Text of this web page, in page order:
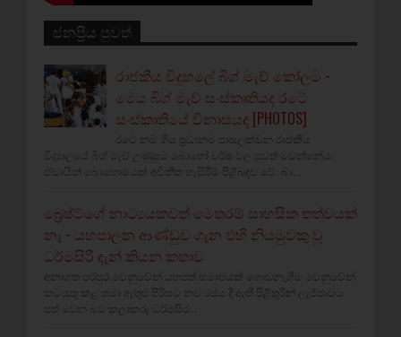
ජනප්‍රිය පුවත්
රාජකීය විදුහලේ බිග් මැච් කෝලම -
මෙය බිග් මැච් සංස්කෘතියද රටේ
සංස්කෘතියේ විනාසයද [PHOTOS]
රටේ නම ගිය ප්‍රධානම පාසලක්වන රාජකීය
විද්‍යාලයේ බිග් මැච් උණුසුම බොහෝ වර්ෂ වල පුවත් මවන්නේය.
ඒවායින් බොහොමයක් අවිනීත හැසිරීම් පිළිබඳව වේ. බා...
බ්‍රෙෂ්ට්ගේ නාට්‍යයකවත් මෙතරම් සාහසික තත්වයක්
නෑ - යහපාලන ආණ්ඩුව ගැන එහි නියමුවකු වූ
ධර්මසිරි දැන් කියන කතාව
අනාගත පරපුර වෙනුවෙන් යහපත් සමාජයක් ගොඩනැගීම වෙනුවෙන්
කටයුතු කළ තමා ඇතුළු පිරිසට නව රජය දී ඇති පිළිතුරින් ලැජ්ජාවට
පත් වෙන බව කලාකරු ධර්මසිර...